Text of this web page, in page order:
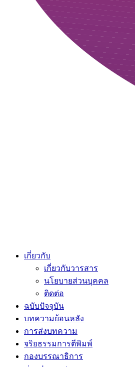
เกี่ยวกับ
เกี่ยวกับวารสาร
นโยบายส่วนบุคคล
ติดต่อ
ฉบับปัจจุบัน
บทความย้อนหลัง
การส่งบทความ
จริยธรรมการตีพิมพ์
กองบรรณาธิการ